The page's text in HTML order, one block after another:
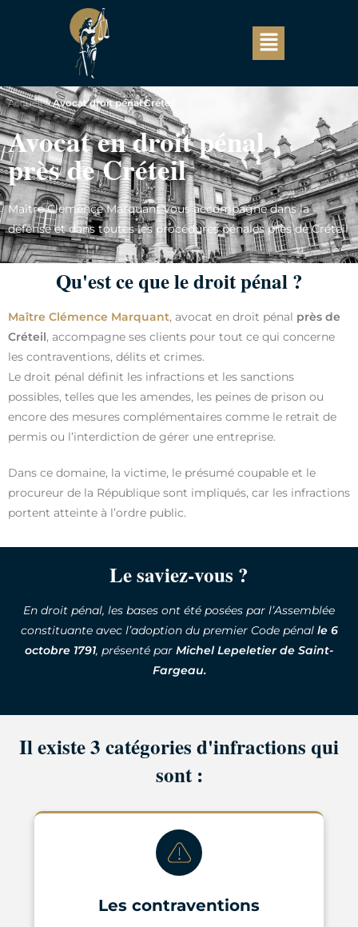
Accueil>Avocat droit pénal Créteil
Avocat en droit pénal
près de Créteil
Maître Clémence Marquant vous accompagne dans la
défense et dans toutes les procédures pénales près de Créteil
Qu'est ce que le droit pénal ?
Maître Clémence Marquant, avocat en droit pénal près de
Créteil, accompagne ses clients pour tout ce qui concerne
les contraventions, délits et crimes.
Le droit pénal définit les infractions et les sanctions
possibles, telles que les amendes, les peines de prison ou
encore des mesures complémentaires comme le retrait de
permis ou l’interdiction de gérer une entreprise.
Dans ce domaine, la victime, le présumé coupable et le
procureur de la République sont impliqués, car les infractions
portent atteinte à l’ordre public.
Le saviez-vous ?
En droit pénal, les bases ont été posées par l’Assemblée
constituante avec l’adoption du premier Code pénal le 6
octobre 1791, présenté par Michel Lepeletier de Saint-
Fargeau.
Il existe 3 catégories d'infractions qui
sont :
Les contraventions